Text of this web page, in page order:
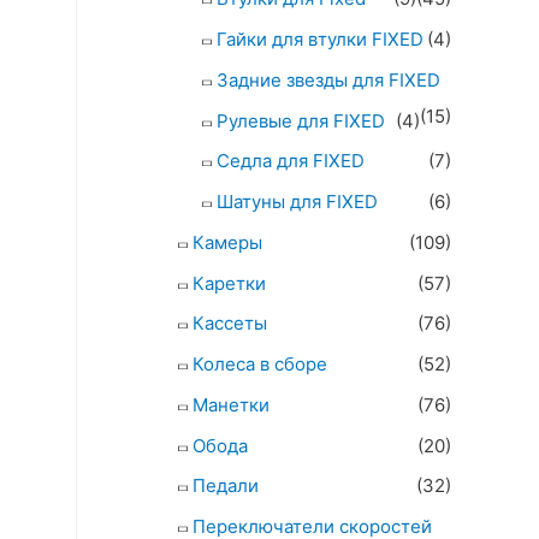
Гайки для втулки FIXED (4)
Задние звезды для FIXED
(15)
Рулевые для FIXED (4)
Седла для FIXED
(7)
Шатуны для FIXED
(6)
Камеры
(109)
Каретки
(57)
Кассеты
(76)
Колеса в сборе
(52)
Манетки
(76)
Обода
(20)
Педали
(32)
Переключатели скоростей